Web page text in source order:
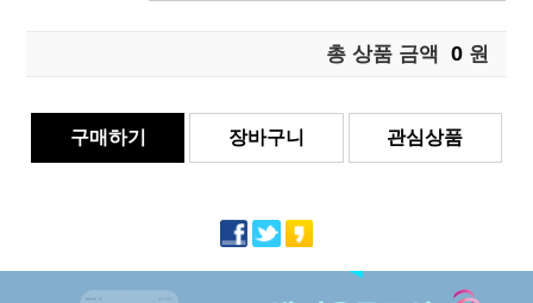
총 상품 금액 0 원
구매하기 장바구니 관심상품